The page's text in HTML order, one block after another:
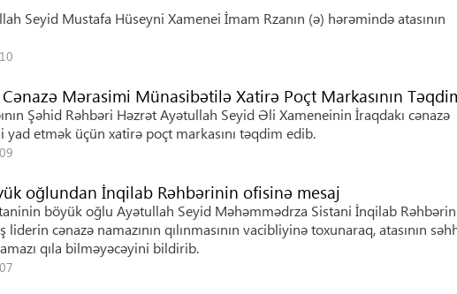
Seyid Mustafa Hüseyni Xamenei İmam Rzanın (ə) hərəmində atasının
Mərasimi Münasibətilə Xatirə Poçt Markasının
Şəhid Rəhbəri Həzrət Ayətullah Seyid Əli Xameneinin İraqdakı cənazə
etmək üçün xatirə poçt markasını təqdim edib.
oğlundan İnqilab Rəhbərinin ofisinə mesaj
böyük oğlu Ayətullah Seyid Məhəmmədrza Sistani İnqilab
cənazə namazının qılınmasının vacibliyinə toxunaraq, atasının
qıla bilməyəcəyini bildirib.